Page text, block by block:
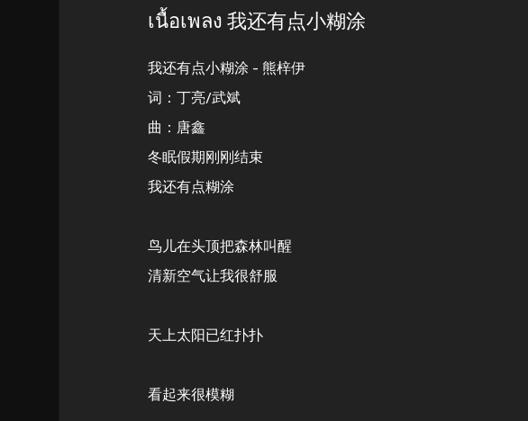
เนื้อเพลง 我还有点小糊涂
我还有点小糊涂 - 熊梓伊
词：丁亮/武斌
曲：唐鑫
冬眠假期刚刚结束
我还有点糊涂
鸟儿在头顶把森林叫醒
清新空气让我很舒服
天上太阳已红扑扑
看起来很模糊